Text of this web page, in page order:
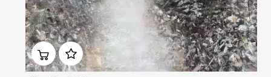
Домен: ekb.rakovgallery.ru